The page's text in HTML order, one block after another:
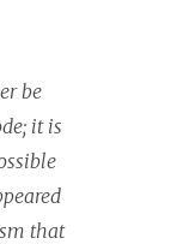
be
it is
that